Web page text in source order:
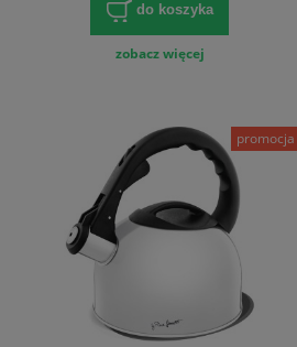
do koszyka
zobacz więcej
promocja